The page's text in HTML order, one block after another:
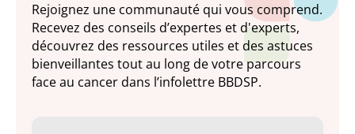
Rejoignez une communauté qui vous comprend.
Recevez des conseils d’expertes et d'experts,
découvrez des ressources utiles et des astuces
bienveillantes tout au long de votre parcours
face au cancer dans l’infolettre BBDSP.